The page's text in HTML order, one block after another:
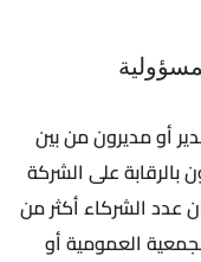
أو مديرون من بين
بالرقابة على الشركة
عدد الشركاء أكثر من
العمومية أو